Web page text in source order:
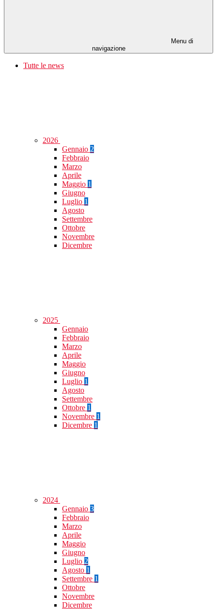
Menu di
navigazione
Tutte le news
2026
Gennaio 2
Febbraio
Marzo
Aprile
Maggio 1
Giugno
Luglio 1
Agosto
Settembre
Ottobre
Novembre
Dicembre
2025
Gennaio
Febbraio
Marzo
Aprile
Maggio
Giugno
Luglio 1
Agosto
Settembre
Ottobre 1
Novembre 1
Dicembre 1
2024
Gennaio 3
Febbraio
Marzo
Aprile
Maggio
Giugno
Luglio 2
Agosto 1
Settembre 1
Ottobre
Novembre
Dicembre